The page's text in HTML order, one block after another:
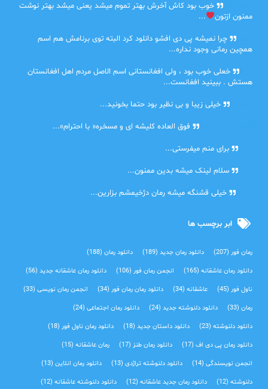
خوب بود کاش آخرش بهتر تموم میشد یعنی میشد بهتر نوشت
ممنون ازتون
...
چرا نمیشه پی دی افشو دانلود کرد البته توی برنامش هم اسم
همچین رمانی وجود نداره...
خعلی خوب بود ، ولی افغانستانی اسم الاصل مردم اهل افغانستان
هستش . ببینید افغانست...
خیلی زیبا و بی نظیر بود حتما بخونید...
فوق العاده کلیشه ای و مسخره« با احترام»...
برای منم میفرستی...
سلام لینک میشه بدین ممنون...
خیلی قشنگه میشه رمان دژخیمشم بزارین...
ابر برچسب ها
رمان فور(207) دانلود رمان جدید(189) دانلود رمان(188)
دانلود رمان عاشقانه(165) انجمن رمان فور(106) دانلود رمان عاشقانه جدید(56)
ناول فور(45) عاشقانه(34) دانلود رمان رمان فور(34) انجمن رمان نویسی(33)
رمان(33) دانلود دلنوشته جدید(24) دانلود رمان اجتماعی‌(24)
دانلود دلنوشته(23) دانلود داستان جدید(18) دانلود رمان ناول فور(18)
دانلود رمان پی دی اف(17) دانلود رمان طنز(17) رمان عاشقانه(15)
انجمن نویسندگی(14) دانلود دلنوشته تراژدی‌(13) دانلود رمان انلاین(13)
دلنوشته(12) دانلود رمان جدید عاشقانه(12) دانلود دلنوشته عاشقانه(12)